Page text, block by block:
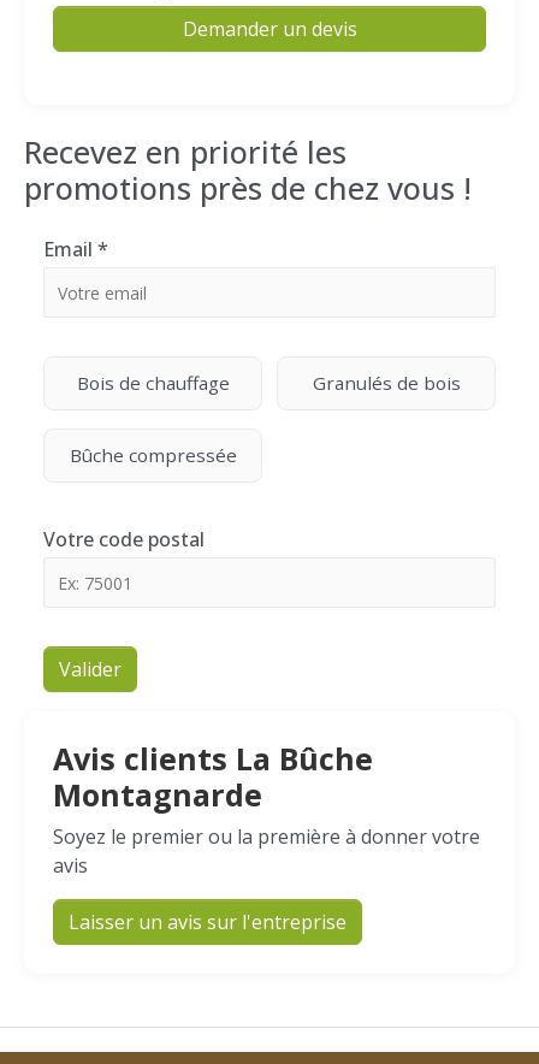
Demander un devis
Recevez en priorité les
promotions près de chez vous !
Email *
Bois de chauffage Granulés de bois
Bûche compressée
Votre code postal
Valider
Avis clients La Bûche
Montagnarde
Soyez le premier ou la première à donner votre
avis
Laisser un avis sur l'entreprise